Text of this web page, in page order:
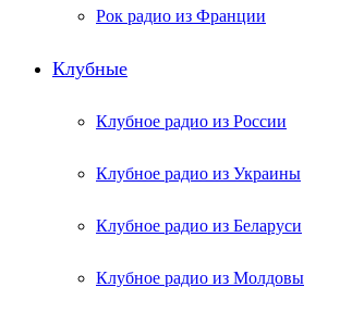
Рок радио из Франции
Клубные
Клубное радио из России
Клубное радио из Украины
Клубное радио из Беларуси
Клубное радио из Молдовы